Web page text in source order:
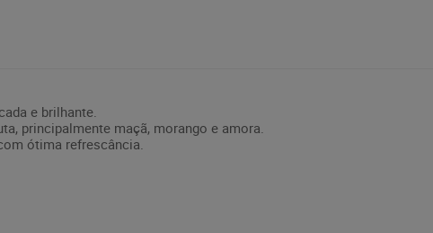
e brilhante.
principalmente maçã, morango e amora.
ótima refrescância.